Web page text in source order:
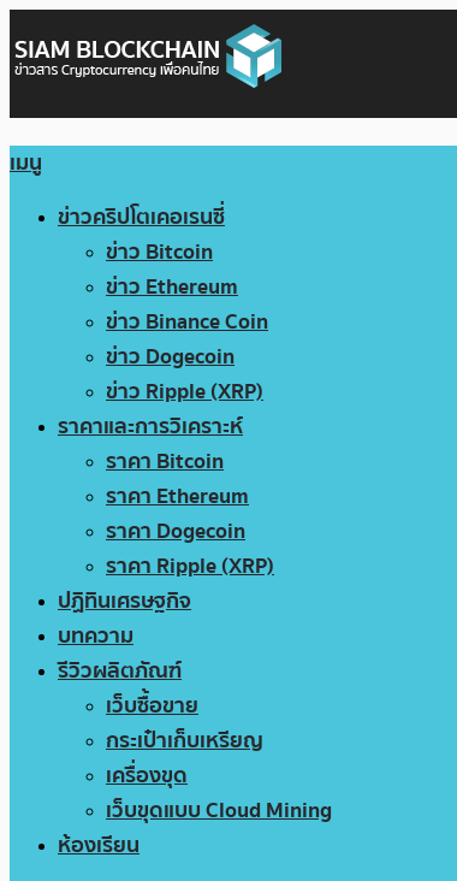
เมนู
ข่าวคริปโตเคอเรนซี่
ข่าว Bitcoin
ข่าว Ethereum
ข่าว Binance Coin
ข่าว Dogecoin
ข่าว Ripple (XRP)
ราคาและการวิเคราะห์
ราคา Bitcoin
ราคา Ethereum
ราคา Dogecoin
ราคา Ripple (XRP)
ปฏิทินเศรษฐกิจ
บทความ
รีวิวผลิตภัณฑ์
เว็บซื้อขาย
กระเป๋าเก็บเหรียญ
เครื่องขุด
เว็บขุดแบบ Cloud Mining
ห้องเรียน